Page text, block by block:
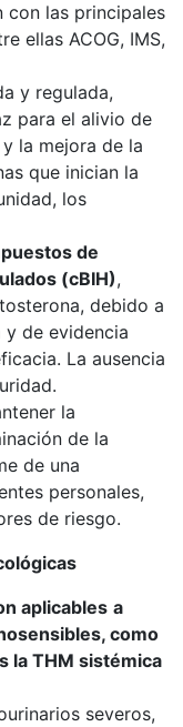
con las principales
ellas ACOG, IMS,
y regulada,
para el alivio de
la mejora de la
que inician la
los
de
(cBIH),
debido a
de evidencia
La ausencia
la
de la
de una
personales,
de riesgo.
aplicables a
como
la THM sistémica
severos,